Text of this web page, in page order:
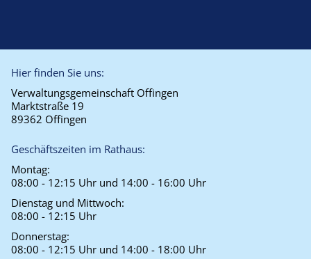
Hier finden Sie uns:
Verwaltungsgemeinschaft Offingen
Marktstraße 19
89362 Offingen
Geschäftszeiten im Rathaus:
Montag:
08:00 - 12:15 Uhr und 14:00 - 16:00 Uhr
Dienstag und Mittwoch:
08:00 - 12:15 Uhr
Donnerstag:
08:00 - 12:15 Uhr und 14:00 - 18:00 Uhr